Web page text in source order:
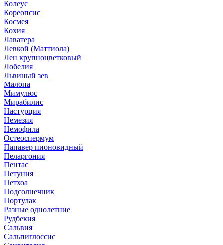
Колеус
Кореопсис
Космея
Кохия
Лаватера
Левкой (Маттиола)
Лен крупноцветковый
Лобелия
Львиный зев
Малопа
Мимулюс
Мирабилис
Настурция
Немезия
Немофила
Остеоспермум
Папавер пионовидный
Пеларгония
Пентас
Петуния
Петхоа
Подсолнечник
Портулак
Разные однолетние
Рудбекия
Сальвия
Сальпиглоссис